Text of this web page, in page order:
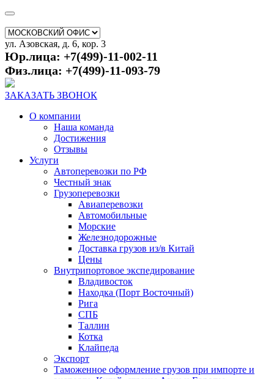
ул. Азовская, д. 6, кор. 3
Юр.лица: +7(499)-11-002-11
Физ.лица: +7(499)-11-093-79
ЗАКАЗАТЬ ЗВОНОК
О компании
Наша команда
Достижения
Отзывы
Услуги
Автоперевозки по РФ
Честный знак
Грузоперевозки
Авиаперевозки
Автомобильные
Морские
Железнодорожные
Доставка грузов из/в Китай
Цены
Внутрипортовое экспедирование
Владивосток
Находка (Порт Восточный)
Рига
СПБ
Таллин
Котка
Клайпеда
Экспорт
Таможенное оформление грузов при импорте и